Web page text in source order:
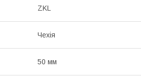
ZKL
Чехія
50 мм